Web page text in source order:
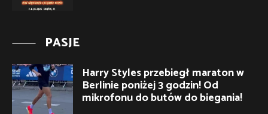
PASJE
Harry Styles przebiegł maraton w
Berlinie poniżej 3 godzin! Od
mikrofonu do butów do biegania!